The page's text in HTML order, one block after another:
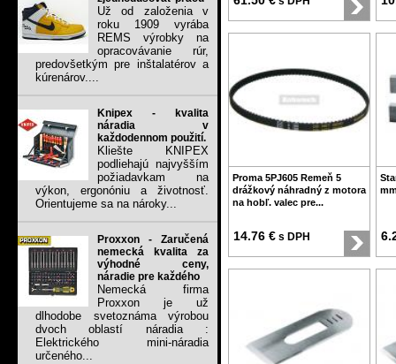
Už od založenia v
roku 1909 vyrába
REMS výrobky na
opracovávanie rúr,
predovšetkým pre inštalatérov a
kúrenárov....
Knipex - kvalita
náradia v
každodennom použití.
Kliešte KNIPEX
podliehajú najvyšším
požiadavkam na
výkon, ergonóniu a životnosť.
Orientujeme sa na nároky...
Proxxon - Zaručená
nemecká kvalita za
výhodné ceny,
náradie pre každého
Nemecká firma
Proxxon je už
dlhodobe svetoznáma výrobou
dvoch oblastí náradia :
Elektrického mini-náradia
určeného...
Proma 5PJ605 Remeň 5
drážkový náhradný z motora
na hobľ. valec pre...
14.76 € s DPH